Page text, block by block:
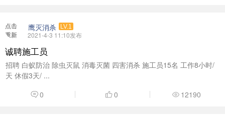
点击
重新
鹰灭消杀 LV.1
2021-4-3 11:10发布
诚聘施工员
招聘 白蚁防治 除虫灭鼠 消毒灭菌 四害消杀 施工员15名 工作8小时/
天 休假3天/ ...
0
0 12190